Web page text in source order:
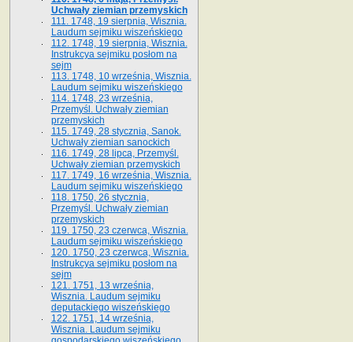
Uchwały ziemian przemyskich
111. 1748, 19 sierpnia, Wisznia.
Laudum sejmiku wiszeńskiego
112. 1748, 19 sierpnia, Wisznia.
Instrukcya sejmiku posłom na
sejm
113. 1748, 10 września, Wisznia.
Laudum sejmiku wiszeńskiego
114. 1748, 23 września,
Przemyśl. Uchwały ziemian
przemyskich
115. 1749, 28 stycznia, Sanok.
Uchwały ziemian sanockich
116. 1749, 28 lipca, Przemyśl.
Uchwały ziemian przemyskich
117. 1749, 16 września, Wisznia.
Laudum sejmiku wiszeńskiego
118. 1750, 26 stycznia,
Przemyśl. Uchwały ziemian
przemyskich
119. 1750, 23 czerwca, Wisznia.
Laudum sejmiku wiszeńskiego
120. 1750, 23 czerwca, Wisznia.
Instrukcya sejmiku posłom na
sejm
121. 1751, 13 września,
Wisznia. Laudum sejmiku
deputackiego wiszeńskiego
122. 1751, 14 września,
Wisznia. Laudum sejmiku